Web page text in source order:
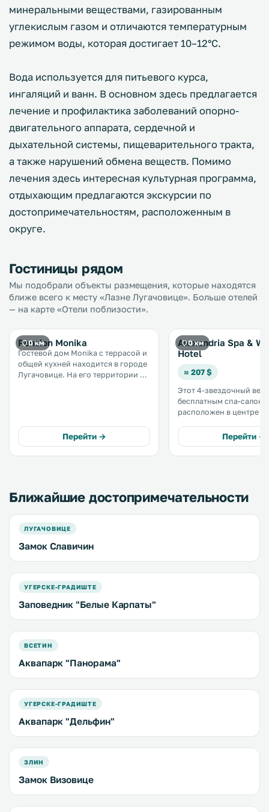
минеральными веществами, газированным
углекислым газом и отличаются температурным
режимом воды, которая достигает 10–12°С.
Вода используется для питьевого курса,
ингаляций и ванн. В основном здесь предлагается
лечение и профилактика заболеваний опорно-
двигательного аппарата, сердечной и
дыхательной системы, пищеварительного тракта,
а также нарушений обмена веществ. Помимо
лечения здесь интересная культурная программа,
отдыхающим предлагаются экскурсии по
достопримечательностям, расположенным в
округе.
Гостиницы рядом
Мы подобрали объекты размещения, которые находятся
ближе всего к месту «Лазне Лугачовице». Больше отелей
— на карте «Отели поблизости».
0 км
Penzion Monika
Гостевой дом Monika с террасой и
общей кухней находится в городе
Лугачовице. На его территории к
телевизор. .
Перейти →
0 км
Alexandria Spa &
Hotel
≈ 207 $
Этот 4-звездочный
бесплатным спа-
расположен в центре
услугам крытый
также различные
соляные и травяные
Перейти →
Ближайшие достопримечательности
ЛУГАЧОВИЦЕ
Замок Славичин
УГЕРСКЕ-ГРАДИШТЕ
Заповедник "Белые Карпаты"
ВСЕТИН
Аквапарк "Панорама"
УГЕРСКЕ-ГРАДИШТЕ
Аквапарк "Дельфин"
ЗЛИН
Замок Визовице